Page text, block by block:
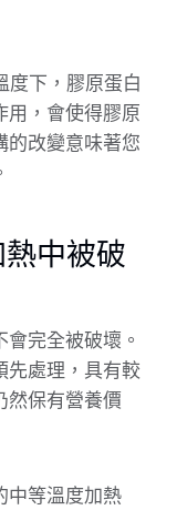
度下，膠原蛋白
用，會使得膠原
的改變意味著您
中被破
完全被破壞。
先處理，具有較
然保有營養價
中等溫度加熱